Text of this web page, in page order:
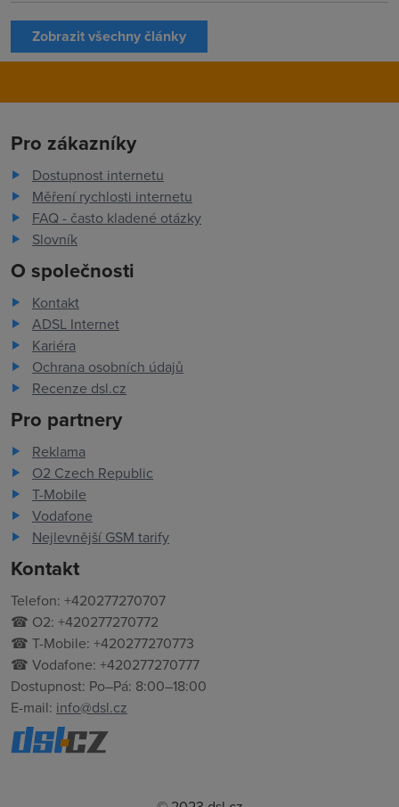
Zobrazit všechny články
Pro zákazníky
Dostupnost internetu
Měření rychlosti internetu
FAQ - často kladené otázky
Slovník
O společnosti
Kontakt
ADSL Internet
Kariéra
Ochrana osobních údajů
Recenze dsl.cz
Pro partnery
Reklama
O2 Czech Republic
T-Mobile
Vodafone
Nejlevnější GSM tarify
Kontakt
Telefon: +420277270707
☎ O2: +420277270772
☎ T-Mobile: +420277270773
☎ Vodafone: +420277270777
Dostupnost: Po–Pá: 8:00–18:00
E-mail: info@dsl.cz